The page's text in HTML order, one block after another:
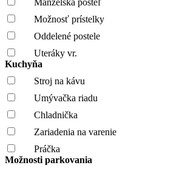
Manželská posteľ
Možnosť prístelky
Oddelené postele
Uteráky vr.
Kuchyňa
Stroj na kávu
Umývačka riadu
Chladnička
Zariadenia na varenie
Práčka
Možnosti parkovania